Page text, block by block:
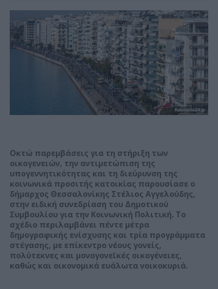
Οκτώ παρεμβάσεις για τη στήριξη των
οικογενειών, την αντιμετώπιση της
υπογεννητικότητας και τη διεύρυνση της
κοινωνικά προσιτής κατοικίας παρουσίασε ο
δήμαρχος Θεσσαλονίκης Στέλιος Αγγελούδης,
στην ειδική συνεδρίαση του Δημοτικού
Συμβουλίου για την Κοινωνική Πολιτική. Το
σχέδιο περιλαμβάνει πέντε μέτρα
δημογραφικής ενίσχυσης και τρία προγράμματα
στέγασης, με επίκεντρο νέους γονείς,
πολύτεκνες και μονογονεϊκές οικογένειες,
καθώς και οικονομικά ευάλωτα νοικοκυριά.